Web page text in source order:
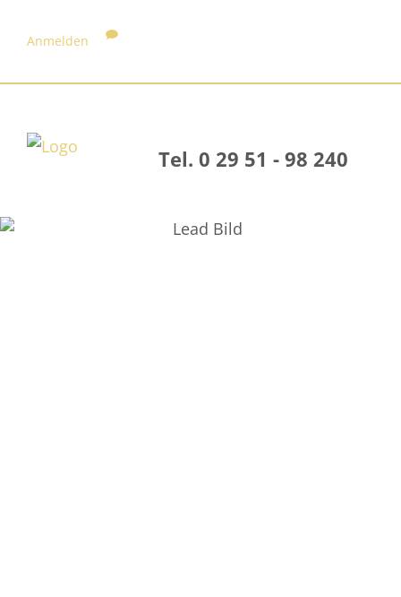
Anmelden
Tel. 0 29 51 - 98 240